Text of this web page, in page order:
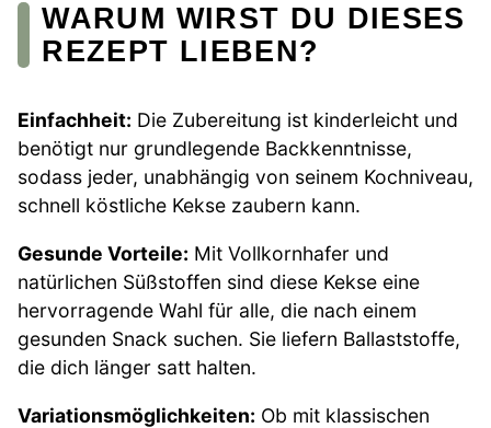
WARUM WIRST DU DIESES
REZEPT LIEBEN?
Einfachheit: Die Zubereitung ist kinderleicht und
benötigt nur grundlegende Backkenntnisse,
sodass jeder, unabhängig von seinem Kochniveau,
schnell köstliche Kekse zaubern kann.
Gesunde Vorteile: Mit Vollkornhafer und
natürlichen Süßstoffen sind diese Kekse eine
hervorragende Wahl für alle, die nach einem
gesunden Snack suchen. Sie liefern Ballaststoffe,
die dich länger satt halten.
Variationsmöglichkeiten: Ob mit klassischen